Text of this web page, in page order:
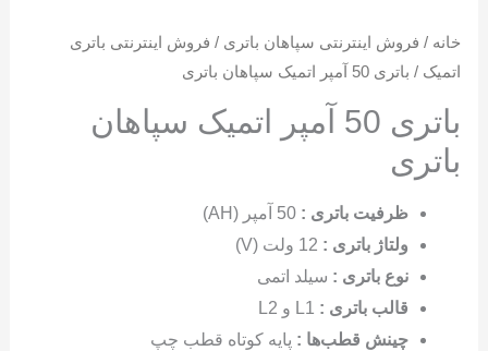
خانه / فروش اینترنتی سپاهان باتری / فروش اینترنتی باتری
اتمیک / باتری 50 آمپر اتمیک سپاهان باتری
باتری 50 آمپر اتمیک سپاهان
باتری
ظرفیت باتری :
ولتاژ باتری :
نوع باتری : سیلد اتمی
قالب باتری :
چینش قطب‌ها : پایه کوتاه قطب چپ